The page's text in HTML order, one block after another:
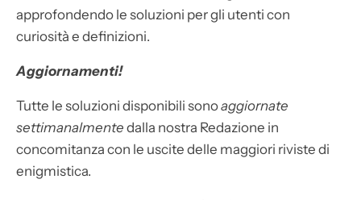
approfondendo le soluzioni per gli utenti con
curiosità e definizioni.
Aggiornamenti!
Tutte le soluzioni disponibili sonoaggiornate
settimanalmente dalla nostra Redazione in
concomitanza con le uscite delle maggiori riviste di
enigmistica.